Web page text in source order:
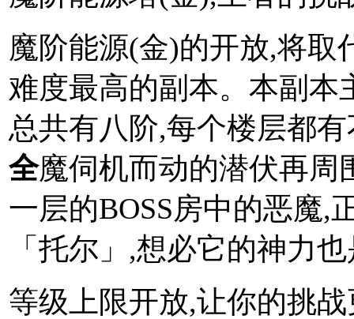
魔阶能源(金)的开放,将取
难度最高的副本。本副本
总共有八阶,每个楼层都
全魔伺机而动的潜伏再周
一层的BOSS房中的恶魔,
「托尔」,想必它的神力
等级上限开放,让你的挑